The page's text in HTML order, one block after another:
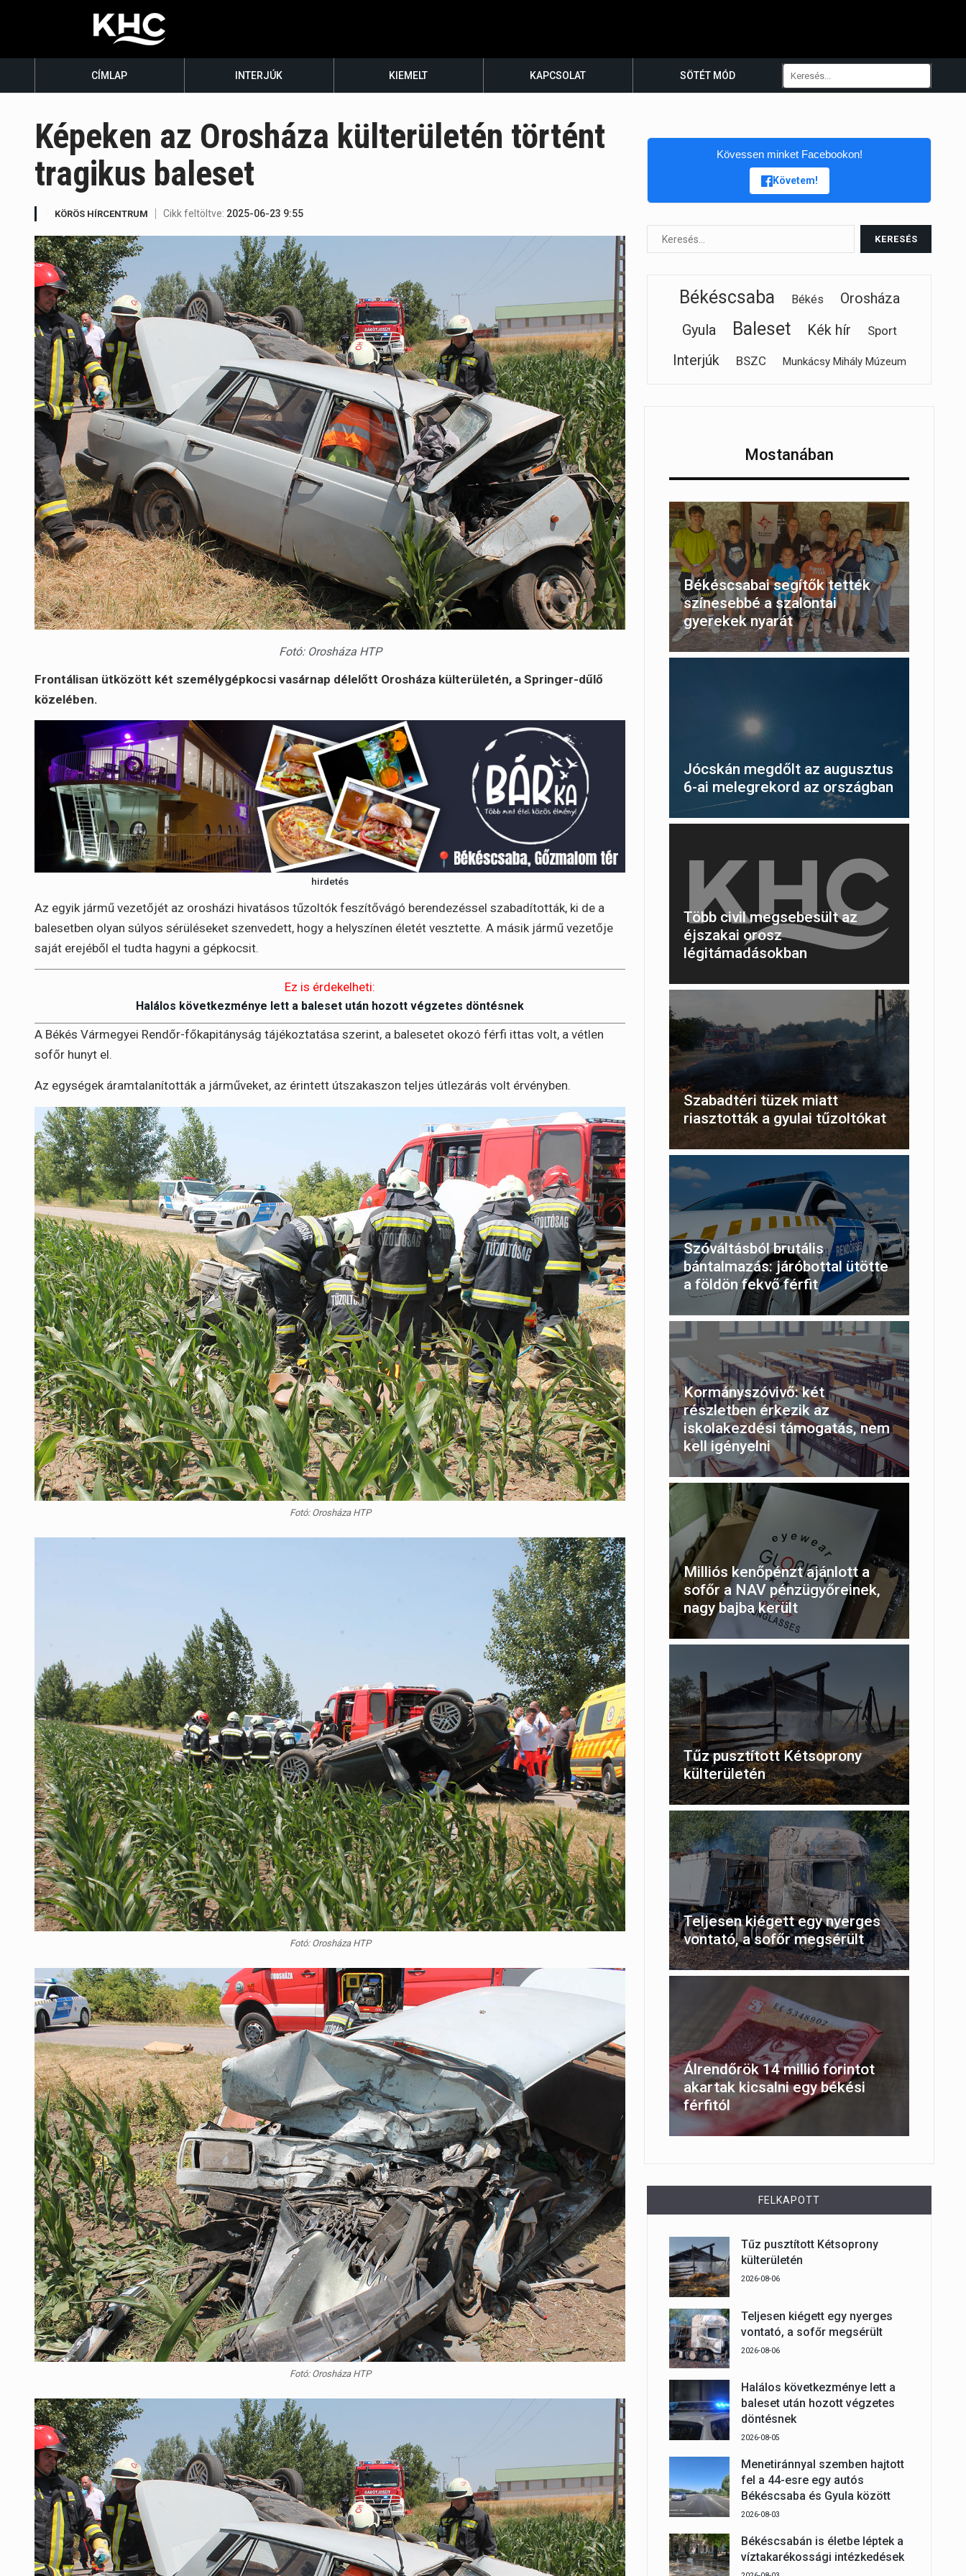
CÍMLAP INTERJÚK KIEMELT KAPCSOLAT SÖTÉT MÓD
Képeken az Orosháza külterületén történt
tragikus baleset
KÖRÖS HÍRCENTRUM Cikk feltöltve: 2025-06-23 9:55
Fotó: Orosháza HTP
Frontálisan ütközött két személygépkocsi vasárnap délelőtt Orosháza külterületén, a Springer-dűlő
közelében.
hirdetés
Az egyik jármű vezetőjét az orosházi hivatásos tűzoltók feszítővágó berendezéssel szabadították, ki de a
balesetben olyan súlyos sérüléseket szenvedett, hogy a helyszínen életét vesztette. A másik jármű vezetője
saját erejéből el tudta hagyni a gépkocsit.
Ez is érdekelheti:
Halálos következménye lett a baleset után hozott végzetes döntésnek
A Békés Vármegyei Rendőr-főkapitányság tájékoztatása szerint, a balesetet okozó férfi ittas volt, a vétlen
sofőr hunyt el.
Az egységek áramtalanították a járműveket, az érintett útszakaszon teljes útlezárás volt érvényben.
Fotó: Orosháza HTP
Fotó: Orosháza HTP
Fotó: Orosháza HTP
Kövessen minket Facebookon!
Követem!
Békéscsaba Békés
Orosháza
Gyula
Baleset Kék hír Sport
Interjúk BSZC Munkácsy Mihály Múzeum
Mostanában
Békéscsabai segítők tették
színesebbé a szalontai
gyerekek nyarát
Jócskán megdőlt az augusztus
6-ai melegrekord az országban
Több civil megsebesült az
éjszakai orosz
légitámadásokban
Szabadtéri tüzek miatt
riasztották a gyulai tűzoltókat
Szóváltásból brutális
bántalmazás: járóbottal ütötte
a földön fekvő férfit
Kormányszóvivő: két
részletben érkezik az
iskolakezdési támogatás, nem
kell igényelni
Milliós kenőpénzt ajánlott a
sofőr a NAV pénzügyőreinek,
nagy bajba került
Tűz pusztított Kétsoprony
külterületén
Teljesen kiégett egy nyerges
vontató, a sofőr megsérült
Álrendőrök 14 millió forintot
akartak kicsalni egy békési
férfitól
FELKAPOTT
Tűz pusztított Kétsoprony
külterületén
2026-08-06
Teljesen kiégett egy nyerges
vontató, a sofőr megsérült
2026-08-06
Halálos következménye lett a
baleset után hozott végzetes
döntésnek
2026-08-05
Menetiránnyal szemben hajtott
fel a 44-esre egy autós
Békéscsaba és Gyula között
2026-08-03
Békéscsabán is életbe léptek a
víztakarékossági intézkedések